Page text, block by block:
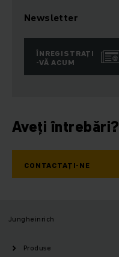
Newsletter
ÎNREGISTRAȚI
-VĂ ACUM
Aveți întrebări?
CONTACTAȚI-NE
Jungheinrich
Produse